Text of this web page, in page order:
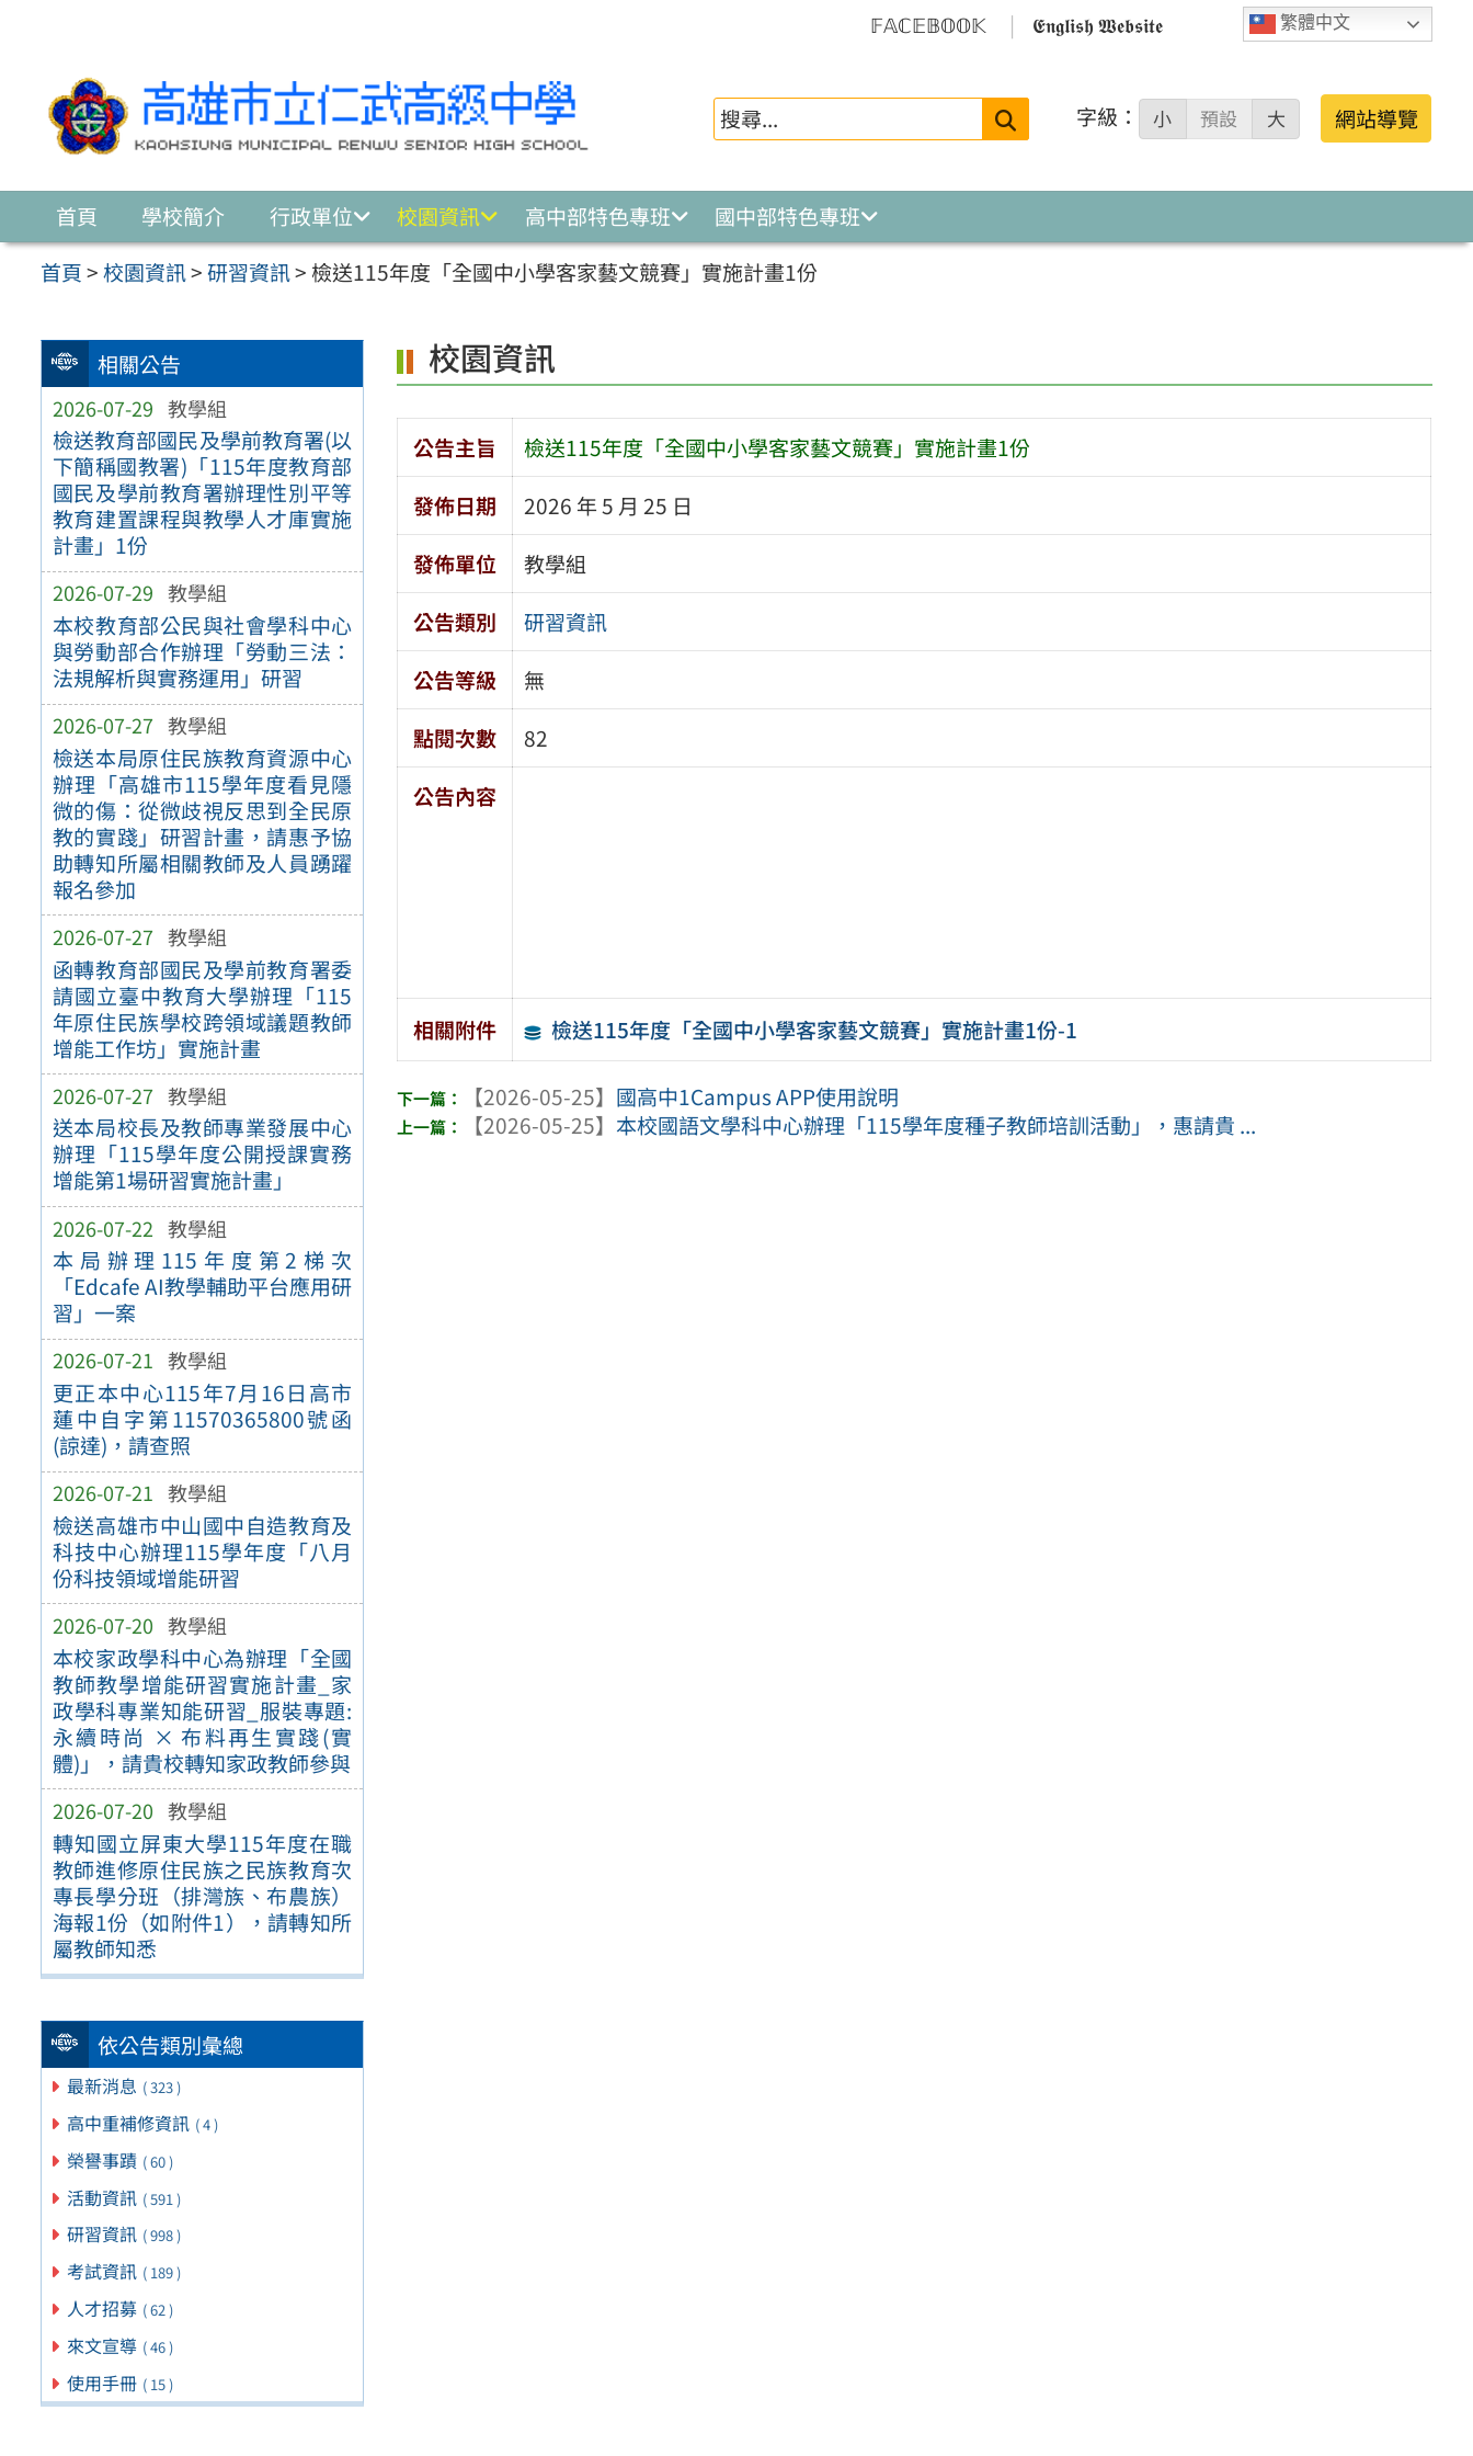
繁體中文
𝔽𝔸ℂ𝔼𝔹𝕆𝕆𝕂 𝕰𝖓𝖌𝖑𝖎𝖘𝖍 𝖂𝖊𝖇𝖘𝖎𝖙𝖊
搜
字級： 小 預設 大 網站導覽
首頁 學校簡介 行政單位 校園資訊 高中部特色專班
國中部特色專班
首頁>校園資訊>研習資訊> 檢送115年度「全國中小學客家藝文競賽」實施計畫1份
相關公告
2026-07-29 教學組
檢送教育部國民及學前教育署(以
下簡稱國教署)「115年度教育部
國民及學前教育署辦理性別平等
教育建置課程與教學人才庫實施
計畫」1份
2026-07-29 教學組
本校教育部公民與社會學科中心
與勞動部合作辦理「勞動三法：
法規解析與實務運用」研習
2026-07-27 教學組
檢送本局原住民族教育資源中心
辦理「高雄市115學年度看見隱
微的傷：從微歧視反思到全民原
教的實踐」研習計畫，請惠予協
助轉知所屬相關教師及人員踴躍
報名參加
2026-07-27 教學組
函轉教育部國民及學前教育署委
請國立臺中教育大學辦理「115
年原住民族學校跨領域議題教師
增能工作坊」實施計畫
2026-07-27 教學組
送本局校長及教師專業發展中心
辦理「115學年度公開授課實務
增能第1場研習實施計畫」
2026-07-22 教學組
本局辦理115年度第2梯次
「Edcafe AI教學輔助平台應用研
習」一案
2026-07-21 教學組
更正本中心115年7月16日高市
蓮中自字第11570365800號函
(諒達)，請查照
2026-07-21 教學組
檢送高雄市中山國中自造教育及
科技中心辦理115學年度「八月
份科技領域增能研習
2026-07-20 教學組
本校家政學科中心為辦理「全國
教師教學增能研習實施計畫_家
政學科專業知能研習_服裝專題:
永續時尚 × 布料再生實踐(實
體)」，請貴校轉知家政教師參與
2026-07-20 教學組
轉知國立屏東大學115年度在職
教師進修原住民族之民族教育次
專長學分班（排灣族、布農族）
海報1份（如附件1），請轉知所
屬教師知悉
依公告類別彙總
最新消息 ( 323 )
高中重補修資訊 ( 4 )
榮譽事蹟 ( 60 )
活動資訊 ( 591 )
研習資訊 ( 998 )
考試資訊 ( 189 )
人才招募 ( 62 )
來文宣導 ( 46 )
使用手冊 ( 15 )
校園資訊
公告主旨
檢送115年度「全國中小學客家藝文競賽」實施計畫1份
發佈日期
2026 年 5 月 25 日
發佈單位
教學組
公告類別
研習資訊
公告等級
無
點閱次數
82
公告內容
相關附件 檢送115年度「全國中小學客家藝文競賽」實施計畫1份-1
【2026-05-25】 國高中1Campus APP使用說明
【2026-05-25】 本校國語文學科中心辦理「115學年度種子教師培訓活動」，惠請貴 ...